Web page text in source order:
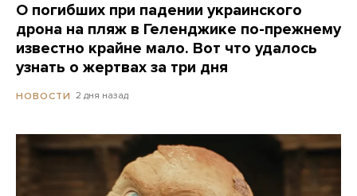
О погибших при падении украинского
дрона на пляж в Геленджике по-прежнему
известно крайне мало. Вот что удалось
узнать о жертвах за три дня
НОВОСТИ 2 дня назад